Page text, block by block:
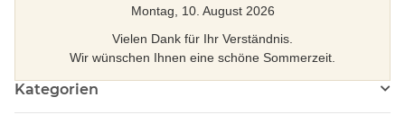
Montag, 10. August 2026
Vielen Dank für Ihr Verständnis.
Wir wünschen Ihnen eine schöne Sommerzeit.
Kategorien